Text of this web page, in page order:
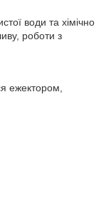
води та хімічно
роботи з
ежектором,